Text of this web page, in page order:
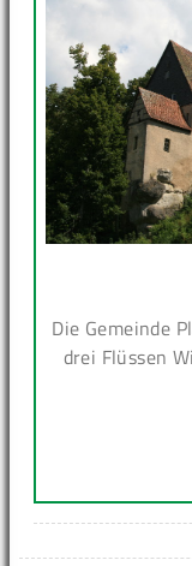
Die Gemeinde
drei Flüssen